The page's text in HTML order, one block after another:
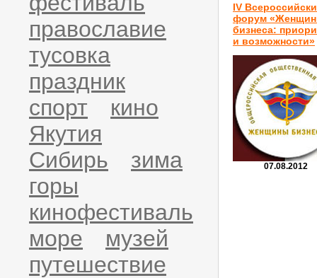
православие
тусовка
праздник
спорт
кино
Якутия
Сибирь
зима
горы
кинофестиваль
море
музей
путешествие
IV
форум
бизнеса:
и возможности»
07.08.2012